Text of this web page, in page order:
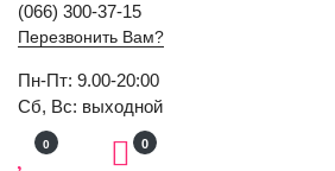
(066) 300-37-15
Перезвонить Вам?
Пн-Пт: 9.00-20:00
Сб, Вс: выходной
0 0